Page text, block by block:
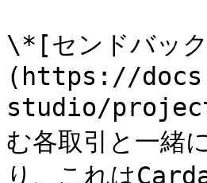
\*[センドバッ
(https://
studio/
む各取引と一緒
り、これは